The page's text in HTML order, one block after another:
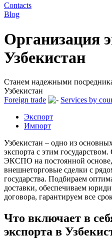
Contacts
Blog
Организация
Узбекистан
Станем надежными
Узбекистан
Foreign trade
Services by
Экспорт
Импорт
Узбекистан – одно из
экспорта с этим
ЭКСПО на постоянной
внешнеторговые сделки с
государства. Подбираем
доставки, обеспечиваем
договора, гарантируем все
Что включает в
экспорта в